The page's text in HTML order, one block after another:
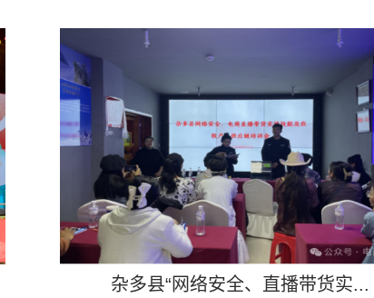
​杂多县“网络安全、直播带货实...